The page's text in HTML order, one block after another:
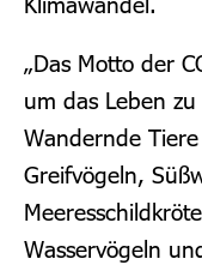
„Das Motto der
um das Leben
Wandernde Tier
Greifvögeln,
Wasservögeln